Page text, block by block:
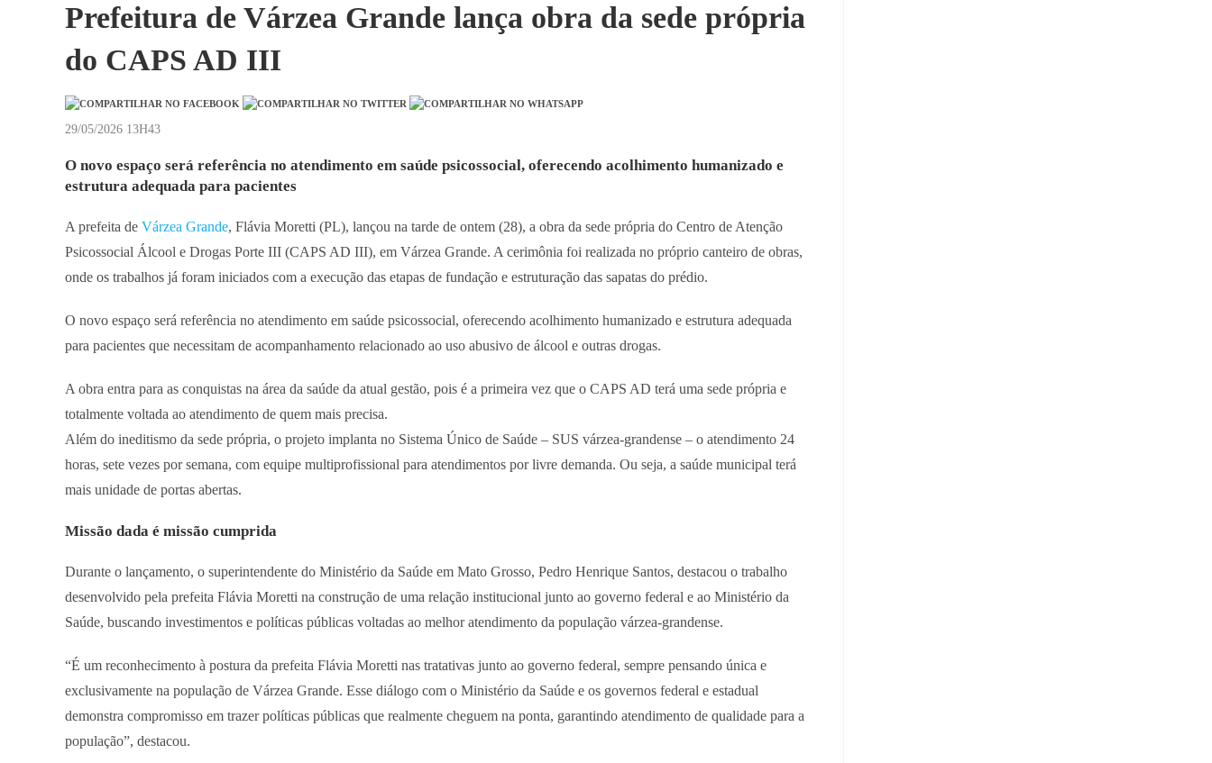
Prefeitura de Várzea Grande lança obra da sede própria
do CAPS AD III
29/05/2026 13H43
O novo espaço será referência no atendimento em saúde psicossocial, oferecendo acolhimento humanizado e
estrutura adequada para pacientes
A prefeita de Várzea Grande, Flávia Moretti (PL), lançou na tarde de ontem (28), a obra da sede própria do Centro de Atenção
Psicossocial Álcool e Drogas Porte III (CAPS AD III), em Várzea Grande. A cerimônia foi realizada no próprio canteiro de obras,
onde os trabalhos já foram iniciados com a execução das etapas de fundação e estruturação das sapatas do prédio.
O novo espaço será referência no atendimento em saúde psicossocial, oferecendo acolhimento humanizado e estrutura adequada
para pacientes que necessitam de acompanhamento relacionado ao uso abusivo de álcool e outras drogas.
A obra entra para as conquistas na área da saúde da atual gestão, pois é a primeira vez que o CAPS AD terá uma sede própria e
totalmente voltada ao atendimento de quem mais precisa.
Além do ineditismo da sede própria, o projeto implanta no Sistema Único de Saúde – SUS várzea-grandense – o atendimento 24
horas, sete vezes por semana, com equipe multiprofissional para atendimentos por livre demanda. Ou seja, a saúde municipal terá
mais unidade de portas abertas.
Missão dada é missão cumprida
Durante o lançamento, o superintendente do Ministério da Saúde em Mato Grosso, Pedro Henrique Santos, destacou o trabalho
desenvolvido pela prefeita Flávia Moretti na construção de uma relação institucional junto ao governo federal e ao Ministério da
Saúde, buscando investimentos e políticas públicas voltadas ao melhor atendimento da população várzea-grandense.
“É um reconhecimento à postura da prefeita Flávia Moretti nas tratativas junto ao governo federal, sempre pensando única e
exclusivamente na população de Várzea Grande. Esse diálogo com o Ministério da Saúde e os governos federal e estadual
demonstra compromisso em trazer políticas públicas que realmente cheguem na ponta, garantindo atendimento de qualidade para a
população”, destacou.